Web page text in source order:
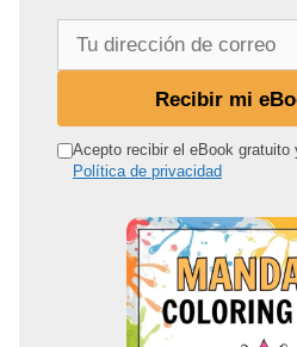
r
Recibir mi
Acepto recibir el eBook gratuito
Política de privacidad